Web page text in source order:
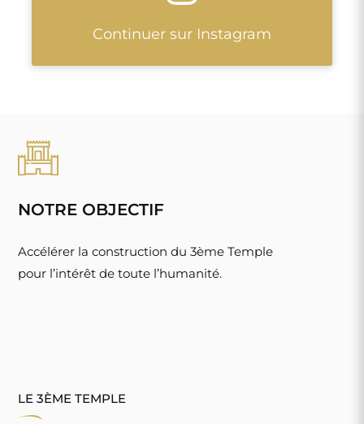
Continuer sur Instagram
NOTRE OBJECTIF
Accélérer la construction du 3ème Temple
pour l’intérêt de toute l’humanité.
LE 3ÈME TEMPLE